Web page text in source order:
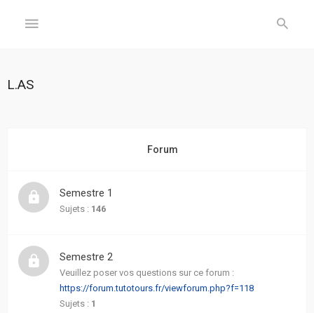
FORUM
Sujets
sans
réponse
Sujets
L.AS
Forum
Semestre 1
Sujets : 146
Semestre 2
Veuillez poser vos questions sur ce forum :
https://forum.tutotours.fr/viewforum.php?f=118
Sujets : 1